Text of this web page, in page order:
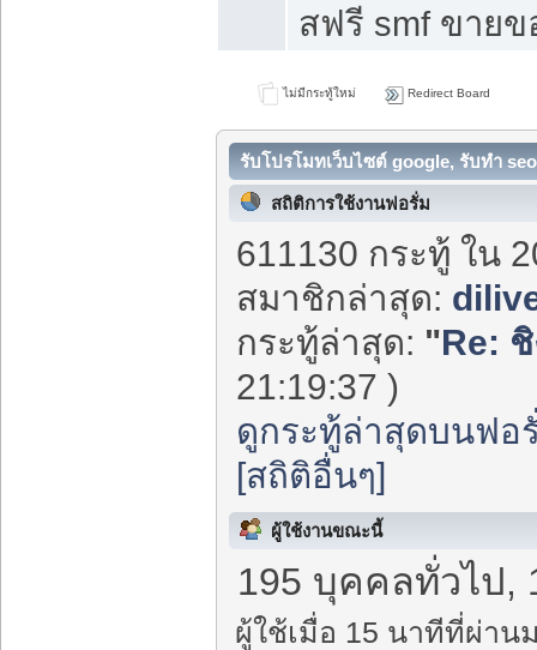
สฟรี smf ขาย
ไม่มีกระทู้ใหม่ Redirect Board
รับโปรโมทเว็บไซต์ google, รับทำ
สถิติการใช้งานฟอรั่ม
611130 กระทู้ ใน
สมาชิกล่าสุด:
กระทู้ล่าสุด: "Re:
21:19:37 )
ดูกระทู้ล่าสุดบนฟอ
[สถิติอื่นๆ]
ผู้ใช้งานขณะนี้
195 บุคคลทั่วไป,
ผู้ใช้เมื่อ 15 นาทีที่ผ่าน